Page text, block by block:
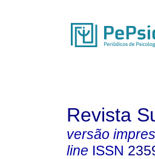
Revista
versão
line ISSN